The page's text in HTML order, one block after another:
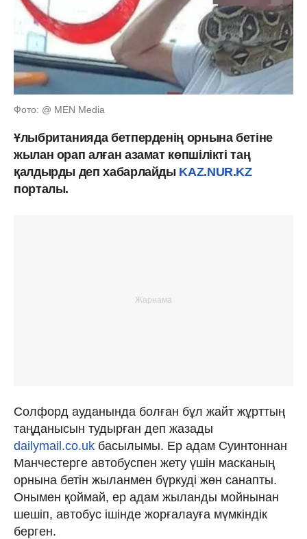
Фото: @ MEN Media
Ұлыбританияда бетперденің орнына бетіне
жылан орап алған азамат көпшілікті таң
қалдырды деп хабарлайды KAZ.NUR.KZ
порталы.
Солфорд ауданында болған бұл жайт жұрттың
таңданысын тудырған деп жазады
dailymail.co.uk басылымы. Ер адам Суинтоннан
Манчестерге автобуспен жету үшін масканың
орнына бетін жыланмен бүркуді жөн санапты.
Онымен қоймай, ер адам жыланды мойнынан
шешіп, автобус ішінде жорғалауға мүмкіндік
берген.